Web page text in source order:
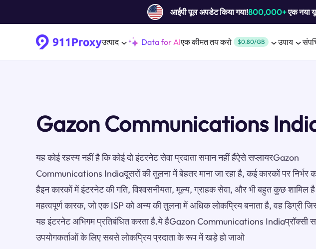
आईपी ​​पूल अपडेट किया गया!800,000+एक नया
उत्पाद Data for AIएक कीमत तय करो $0.80/GB उपाय
Gazon Communications
यह कोई रहस्य नहीं है कि कोई दो इंटरनेट सेवा प्रदाता समान नहीं हैंऐसे सप्लायरGazon
Communications Indiaदूसरों की तुलना में बेहतर माना जा रहा है, कई कारकों पर निर्भर
हैइन कारकों में इंटरनेट की गति, विश्वसनीयता, मूल्य, ग्राहक सेवा, और भी बहुत कुछ शामिल
महत्वपूर्ण कारक, जो एक ISP को अन्य की तुलना में अधिक लोकप्रिय बनाता है, वह डिग्री
यह इंटरनेट अभिगम प्रतिबंधित करता है.ये हैGazon Communications Indiaप्रॉक्सी
उपयोगकर्ताओं के लिए सबसे लोकप्रिय प्रदाता के रूप में खड़े हो जाओ